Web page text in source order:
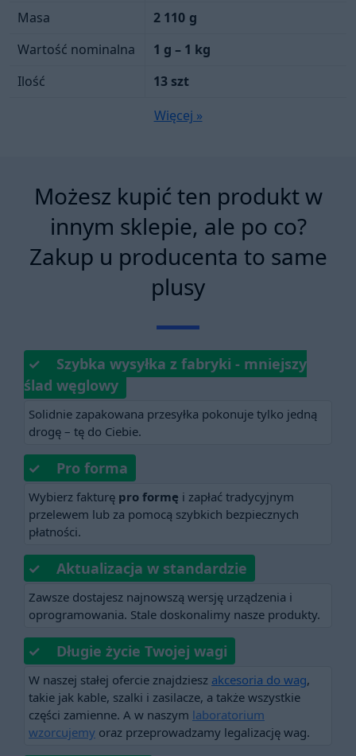
Masa
2 110 g
Wartość nominalna
1 g – 1 kg
Ilość
13 szt
Więcej »
Możesz kupić ten produkt w
innym sklepie, ale po co?
Zakup u producenta to same
plusy
✓ Szybka wysyłka z fabryki - mniejszy
ślad węglowy
Solidnie zapakowana przesyłka pokonuje tylko jedną
drogę – tę do Ciebie.
✓ Pro forma
Wybierz fakturę pro formę i zapłać tradycyjnym
przelewem lub za pomocą szybkich bezpiecznych
płatności.
✓ Aktualizacja w standardzie
Zawsze dostajesz najnowszą wersję urządzenia i
oprogramowania. Stale doskonalimy nasze produkty.
✓ Długie życie Twojej wagi
W naszej stałej ofercie znajdziesz akcesoria do wag,
takie jak kable, szalki i zasilacze, a także wszystkie
części zamienne. A w naszym laboratorium
wzorcujemy oraz przeprowadzamy legalizację wag.